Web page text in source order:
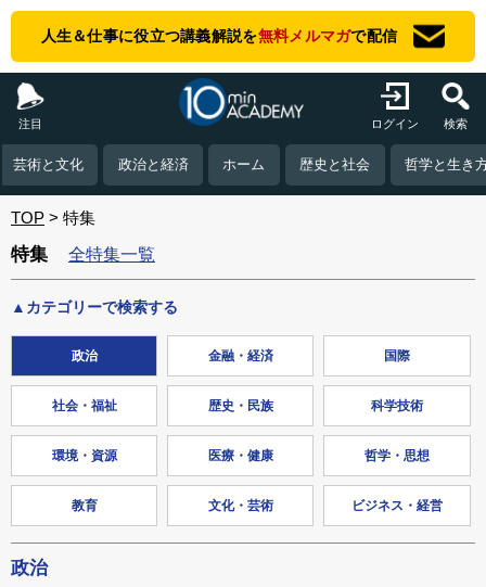
人生＆仕事に役立つ講義解説を無料メルマガで配信
注目 ログイン 検索
芸術と文化 政治と経済 ホーム 歴史と社会 哲学と生き
TOP 特集
特集 全特集一覧
カテゴリーで検索する
政治 金融・経済 国際
社会・福祉 歴史・民族 科学技術
環境・資源 医療・健康 哲学・思想
教育 文化・芸術 ビジネス・経営
政治